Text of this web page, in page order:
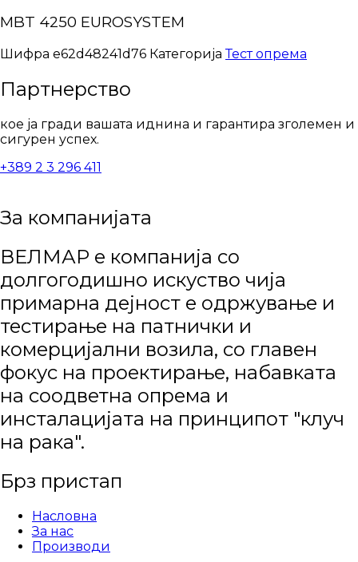
MBT 4250 EUROSYSTEM
Шифра e62d48241d76 Категорија Тест опрема
Партнерство
кое ја гради вашата иднина и гарантира зголемен и
сигурен успех.
+389 2 3 296 411
За компанијата
ВЕЛМАР е компанија со
долгогодишно искуство чија
примарна дејност е одржување и
тестирање на патнички и
комерцијални возила, со главен
фокус на проектирање, набавката
на соодветна опрема и
инсталацијата на принципот "клуч
на рака".
Брз пристап
Насловна
За нас
Производи